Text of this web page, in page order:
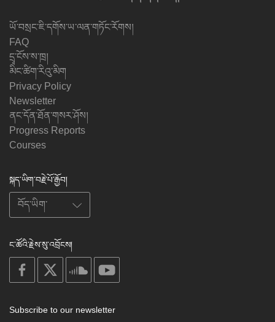
ཡོ་བསྲང་ཇི་དགོས་ཡ་ལན་གཏོང་རོགས།
FAQ
དྲྭ་ངོས་ས་ཁྲ།
མིང་ཚིག་རིའུ་མིག
Privacy Policy
Newsletter
ནང་དོན་ཐོན་གསར་ཤོས།
Progress Reports
Courses
སྐད་ཡིག་བརྗེ་པོ་རྒྱོབ།
ང་ཚོའི་རྗེས་སུ་འབྲོངས།
on
facebook
soundcloud
Subscribe to our newsletter